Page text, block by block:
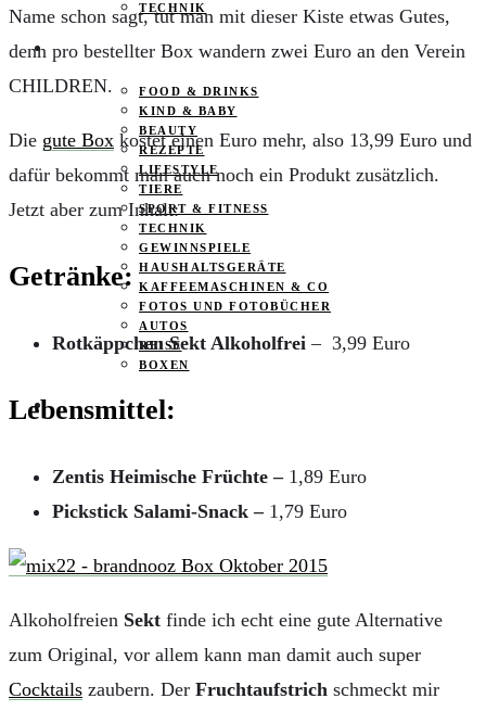
TECHNIK
KATEGORIEN
FOOD & DRINKS
KIND & BABY
BEAUTY
REZEPTE
LIFESTYLE
TIERE
SPORT & FITNESS
TECHNIK
GEWINNSPIELE
HAUSHALTSGERÄTE
KAFFEEMASCHINEN & CO
FOTOS UND FOTOBÜCHER
AUTOS
REISE
BOXEN
KIND & KEGEL
Name schon sagt, tut man mit dieser Kiste etwas Gutes,
denn pro bestellter Box wandern zwei Euro an den Verein
CHILDREN.
Die gute Box kostet einen Euro mehr, also 13,99 Euro und
dafür bekommt man auch noch ein Produkt zusätzlich.
Jetzt aber zum Inhalt:
Getränke:
Rotkäppchen Sekt Alkoholfrei – 3,99 Euro
Lebensmittel:
Zentis Heimische Früchte – 1,89 Euro
Pickstick Salami-Snack – 1,79 Euro
Alkoholfreien Sekt finde ich echt eine gute Alternative
zum Original, vor allem kann man damit auch super
Cocktails zaubern. Der Fruchtaufstrich schmeckt mir